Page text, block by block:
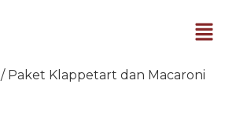
/ Paket Klappetart dan Macaroni